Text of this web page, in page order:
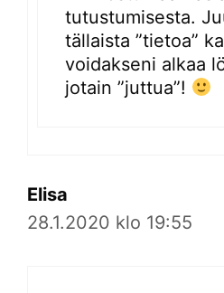
tutustumisesta.
tällaista ”tietoa”
voidakseni alkaa
jotain ”juttua”!
Elisa
28.1.2020 klo 19:55